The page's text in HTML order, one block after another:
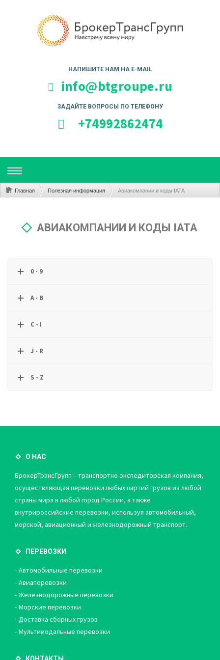
НАПИШИТЕ НАМ НА E-MAIL
info@btgroupe.ru
ЗАДАЙТЕ ВОПРОСЫ ПО ТЕЛЕФОНУ
+74992862474
TOGGLE
NAVIGATION
Главная Полезная информация Авиакомпании и коды IATA
АВИАКОМПАНИИ И КОДЫ IATA
0 - 9
A - B
C - I
J - R
S - Z
О НАС
БрокерТрансГрупп – транспортно-экспедиторская компания,
осуществляющая перевозки любых партий грузов из любой
страны мира в любой город России, а также
внутрироссийские перевозки, используя автомобильный,
морской, авиационный и железнодорожный транспорт.
ПЕРЕВОЗКИ
Автомобильные перевозки
Авиаперевозки
Железнодорожные перевозки
Морские перевозки
Доставка сборных грузов
Мультимодальные перевозки
КОНТАКТЫ